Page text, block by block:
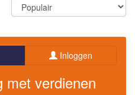
Inloggen
Start vandaag nog met verdienen